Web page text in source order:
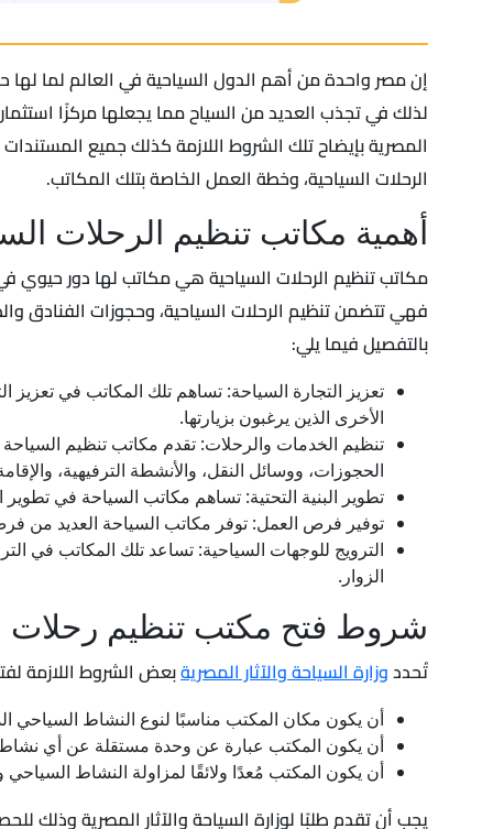
إن مصر واحدة من أهم الدول السياحية في العالم لما لها
لذلك في تجذب العديد من السياح مما يجعلها مركزًا
المصرية بإيضاح تلك الشروط اللازمة كذلك جميع
الرحلات السياحية، وخطة العمل الخاصة بتلك المكاتب.
أهمية مكاتب تنظيم الرحلات
مكاتب تنظيم الرحلات السياحية هي مكاتب لها دور حيوي
فهي تتضمن تنظيم الرحلات السياحية، وحجوزات الفنادق
بالتفصيل فيما يلي:
تعزيز التجارة السياحة: تساهم تلك المكاتب في
الأخرى الذين يرغبون بزيارتها.
تنظيم الخدمات والرحلات: تقدم مكاتب تنظيم السياحة
الحجوزات، ووسائل النقل، والأنشطة الترفيهية،
تطوير البنية التحتية: تساهم مكاتب السياحة في تطوير
توفير فرص العمل: توفر مكاتب السياحة العديد من
الترويج للوجهات السياحية: تساعد تلك المكاتب في
الزوار.
شروط فتح مكتب تنظيم رحلات
تُحددوزارة السياحة والآثار المصريةبعض الشروط اللازمة
أن يكون مكان المكتب مناسبًا لنوع النشاط السياحي
أن يكون المكتب عبارة عن وحدة مستقلة عن أي
أن يكون المكتب مُعدًا ولائقًا لمزاولة النشاط السياحي
يجب أن تقدم طلبًا لوزارة السياحة والآثار المصرية